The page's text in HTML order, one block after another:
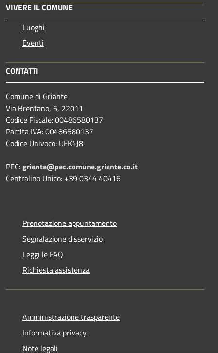
VIVERE IL COMUNE
Luoghi
Eventi
CONTATTI
Comune di Griante
Via Brentano, 6, 22011
Codice Fiscale: 00486580137
Partita IVA: 00486580137
Codice Univoco: UFK4J8
PEC:griante@pec.comune.griante.co.it
Centralino Unico: +39 0344 40416
Prenotazione appuntamento
Segnalazione disservizio
Leggi le FAQ
Richiesta assistenza
Amministrazione trasparente
Informativa privacy
Note legali